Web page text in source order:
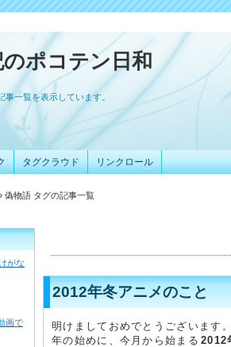
ポコテン日和
事一覧を表示しています。
偽物語 タグの記事一覧
2012年冬アニメのこと
明けましておめでとうございます
年の始めに、今月から始まる 2012
がな
画で
タグクラウド リンクロール